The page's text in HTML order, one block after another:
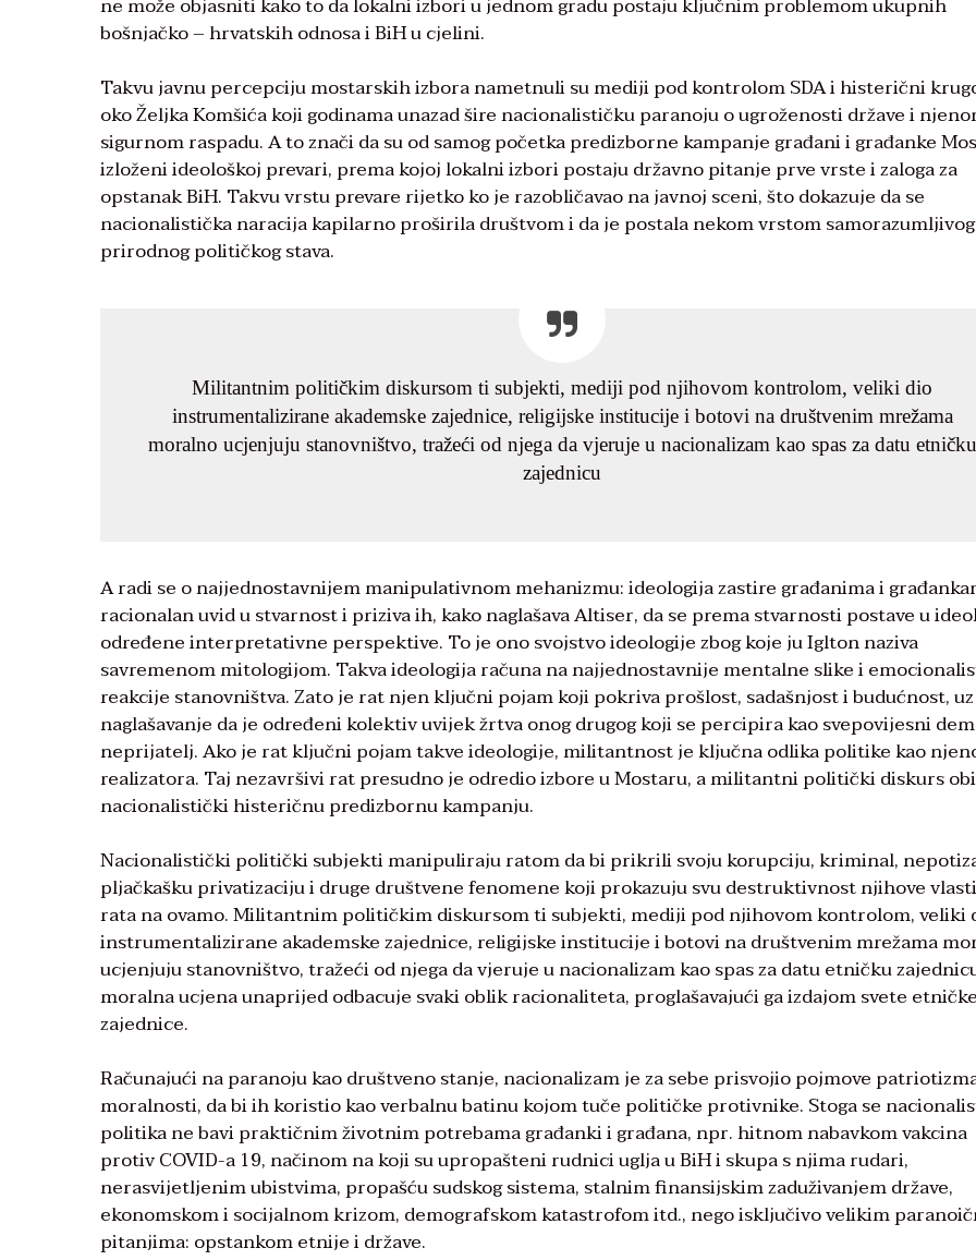
bošnjačko – hrvatskih odnosa i BiH u cjelini.
Takvu javnu percepciju mostarskih izbora nametnuli su mediji pod kontrolom SDA i histerični
oko Željka Komšića koji godinama unazad šire nacionalističku paranoju o ugroženosti države i
sigurnom raspadu. A to znači da su od samog početka predizborne kampanje građani i građanke
izloženi ideološkoj prevari, prema kojoj lokalni izbori postaju državno pitanje prve vrste i zaloga za
opstanak BiH. Takvu vrstu prevare rijetko ko je razobličavao na javnoj sceni, što dokazuje da se
nacionalistička naracija kapilarno proširila društvom i da je postala nekom vrstom
prirodnog političkog stava.
Militantnim političkim diskursom ti subjekti, mediji pod njihovom kontrolom, veliki dio
instrumentalizirane akademske zajednice, religijske institucije i botovi na društvenim mrežama
moralno ucjenjuju stanovništvo, tražeći od njega da vjeruje u nacionalizam kao spas za datu etničku
zajednicu
A radi se o najjednostavnijem manipulativnom mehanizmu: ideologija zastire građanima i
racionalan uvid u stvarnost i priziva ih, kako naglašava Altiser, da se prema stvarnosti postave u
određene interpretativne perspektive. To je ono svojstvo ideologije zbog koje ju Iglton naziva
savremenom mitologijom. Takva ideologija računa na najjednostavnije mentalne slike i
reakcije stanovništva. Zato je rat njen ključni pojam koji pokriva prošlost, sadašnjost i budućnost, uz
naglašavanje da je određeni kolektiv uvijek žrtva onog drugog koji se percipira kao svepovijesni
neprijatelj. Ako je rat ključni pojam takve ideologije, militantnost je ključna odlika politike kao
realizatora. Taj nezavršivi rat presudno je odredio izbore u Mostaru, a militantni politički diskurs
nacionalistički histeričnu predizbornu kampanju.
Nacionalistički politički subjekti manipuliraju ratom da bi prikrili svoju korupciju, kriminal,
pljačkašku privatizaciju i druge društvene fenomene koji prokazuju svu destruktivnost njihove
rata na ovamo. Militantnim političkim diskursom ti subjekti, mediji pod njihovom kontrolom, veliki
instrumentalizirane akademske zajednice, religijske institucije i botovi na društvenim mrežama
ucjenjuju stanovništvo, tražeći od njega da vjeruje u nacionalizam kao spas za datu etničku
moralna ucjena unaprijed odbacuje svaki oblik racionaliteta, proglašavajući ga izdajom svete etničke
zajednice.
Računajući na paranoju kao društveno stanje, nacionalizam je za sebe prisvojio pojmove
moralnosti, da bi ih koristio kao verbalnu batinu kojom tuče političke protivnike. Stoga se
politika ne bavi praktičnim životnim potrebama građanki i građana, npr. hitnom nabavkom vakcina
protiv COVID-a 19, načinom na koji su upropašteni rudnici uglja u BiH i skupa s njima rudari,
nerasvijetljenim ubistvima, propašću sudskog sistema, stalnim finansijskim zaduživanjem države,
ekonomskom i socijalnom krizom, demografskom katastrofom itd., nego isključivo velikim
pitanjima: opstankom etnije i države.